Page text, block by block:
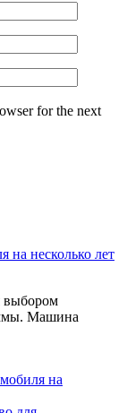
for the next
на несколько лет
выбором
Машина
на